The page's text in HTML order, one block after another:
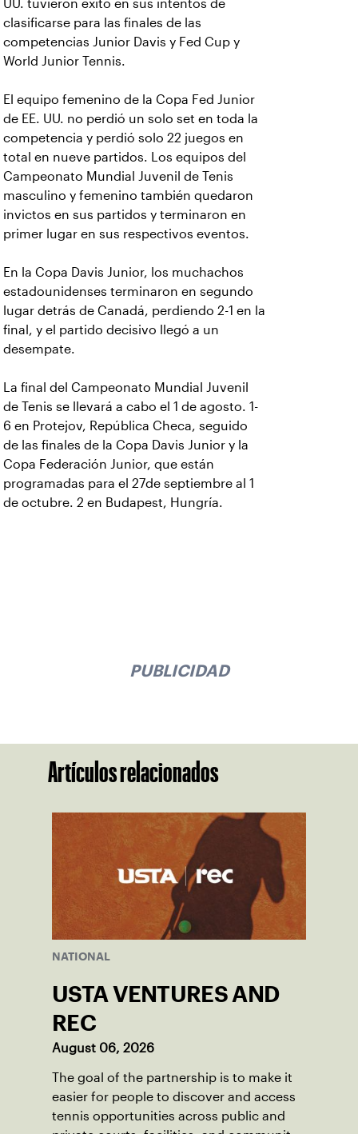
UU. tuvieron éxito en sus intentos de
clasificarse para las finales de las
competencias Junior Davis y Fed Cup y
World Junior Tennis.
El equipo femenino de la Copa Fed Junior
de EE. UU. no perdió un solo set en toda la
competencia y perdió solo 22 juegos en
total en nueve partidos. Los equipos del
Campeonato Mundial Juvenil de Tenis
masculino y femenino también quedaron
invictos en sus partidos y terminaron en
primer lugar en sus respectivos eventos.
En la Copa Davis Junior, los muchachos
estadounidenses terminaron en segundo
lugar detrás de Canadá, perdiendo 2-1 en la
final, y el partido decisivo llegó a un
desempate.
La final del Campeonato Mundial Juvenil
de Tenis se llevará a cabo el 1 de agosto. 1-
6 en Protejov, República Checa, seguido
de las finales de la Copa Davis Junior y la
Copa Federación Junior, que están
programadas para el 27de septiembre al 1
de octubre. 2 en Budapest, Hungría.
PUBLICIDAD
Artículos relacionados
NATIONAL
USTA VENTURES AND
REC
August 06, 2026
The goal of the partnership is to make it
easier for people to discover and access
tennis opportunities across public and